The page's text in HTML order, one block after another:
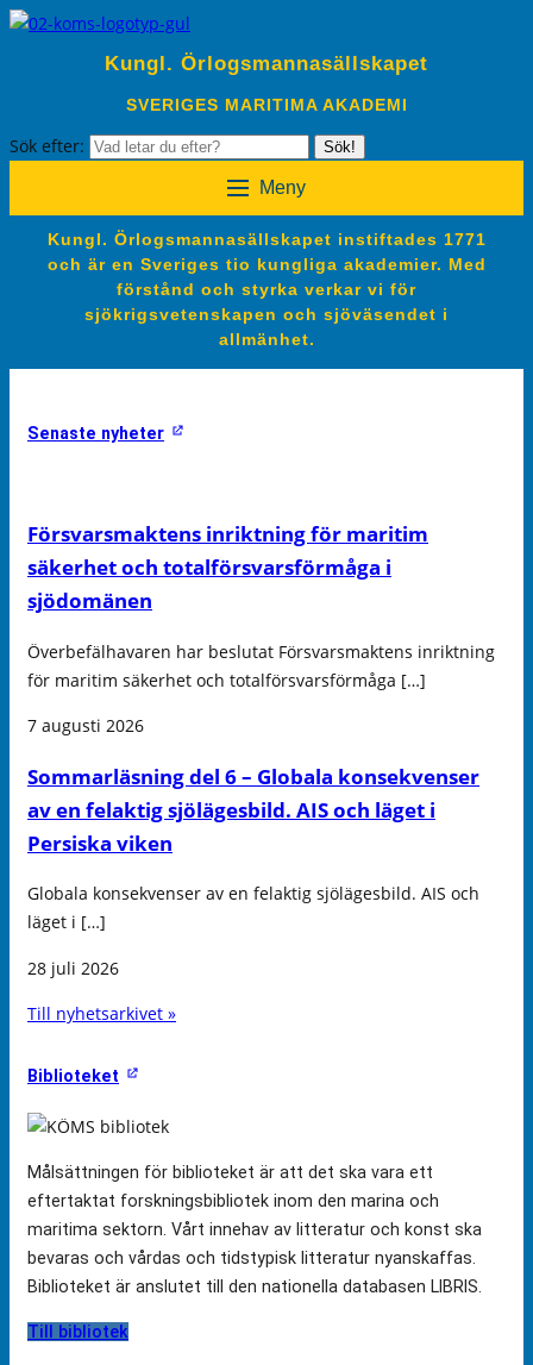
Kungl. Örlogsmannasällskapet
SVERIGES MARITIMA AKADEMI
Sök efter: Sök!
Meny
Kungl. Örlogsmannasällskapet instiftades 1771
och är en Sveriges tio kungliga akademier. Med
förstånd och styrka verkar vi för
sjökrigsvetenskapen och sjöväsendet i
allmänhet.
Senaste nyheter
Försvarsmaktens inriktning för maritim
säkerhet och totalförsvarsförmåga i
sjödomänen
Överbefälhavaren har beslutat Försvarsmaktens inriktning
för maritim säkerhet och totalförsvarsförmåga […]
7 augusti 2026
Sommarläsning del 6 – Globala konsekvenser
av en felaktig sjölägesbild. AIS och läget i
Persiska viken
Globala konsekvenser av en felaktig sjölägesbild. AIS och
läget i […]
28 juli 2026
Till nyhetsarkivet »
Biblioteket
Målsättningen för biblioteket är att det ska vara ett
eftertaktat forskningsbibliotek inom den marina och
maritima sektorn. Vårt innehav av litteratur och konst ska
bevaras och vårdas och tidstypisk litteratur nyanskaffas.
Biblioteket är anslutet till den nationella databasen LIBRIS.
Till bibliotek